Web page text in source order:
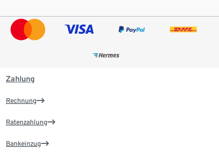
Zahlung
Rechnung
Ratenzahlung
Bankeinzug